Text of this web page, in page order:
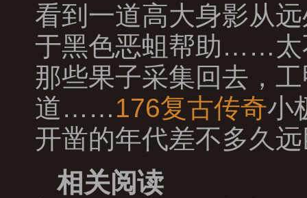
看到一道高大身影从
于黑色恶蛆帮助……太
那些果子采集回去，
道……176复古传奇小
开凿的年代差不多久
相关阅读